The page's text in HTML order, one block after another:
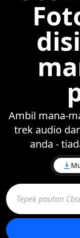
Ambil mana-
trek audio
anda -